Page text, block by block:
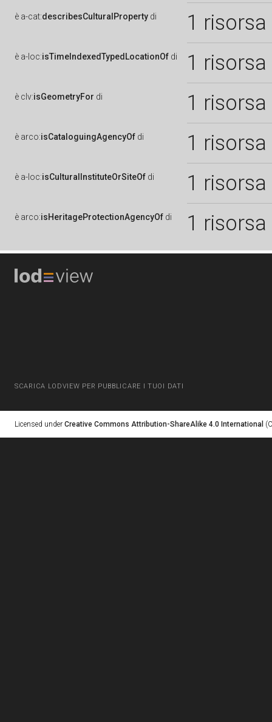
è a-cat:describesCulturalProperty di 1 risorsa
è a-loc:isTimeIndexedTypedLocationOf di 1 risorsa
è clv:isGeometryFor di 1 risorsa
è arco:isCataloguingAgencyOf di 1 risorsa
è a-loc:isCulturalInstituteOrSiteOf di 1 risorsa
è arco:isHeritageProtectionAgencyOf di 1 risorsa
SCARICA LODVIEW PER PUBBLICARE I TUOI DATI
Licensed under Creative Commons Attribution-ShareAlike 4.0 International